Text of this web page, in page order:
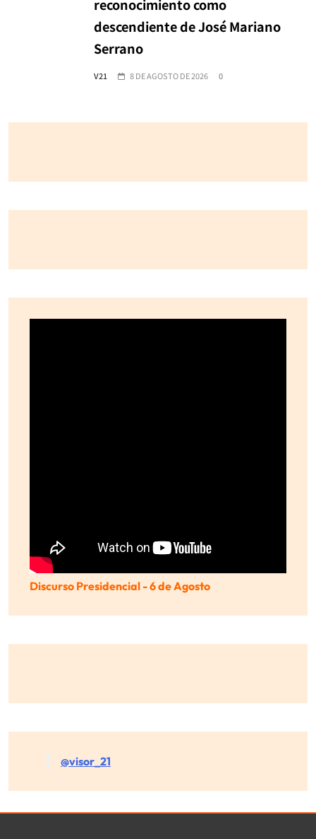
reconocimiento como
descendiente de José Mariano
Serrano
V21 8 DE AGOSTO DE 2026 0
Discurso Presidencial - 6 de Agosto
@visor_21